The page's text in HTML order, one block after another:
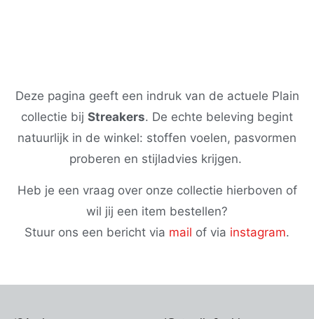
Deze pagina geeft een indruk van de actuele Plain
collectie bij Streakers. De echte beleving begint
natuurlijk in de winkel: stoffen voelen, pasvormen
proberen en stijladvies krijgen.
Heb je een vraag over onze collectie hierboven of
wil jij een item bestellen?
Stuur ons een bericht via mail of via instagram.